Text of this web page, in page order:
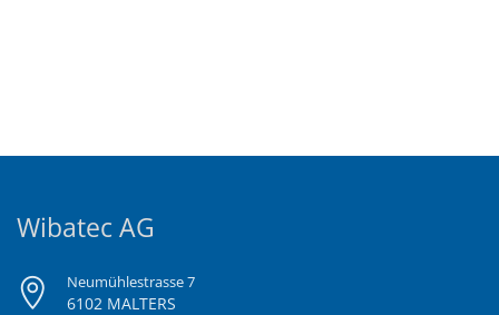
Wibatec AG
Neumühlestrasse 7
6102 MALTERS